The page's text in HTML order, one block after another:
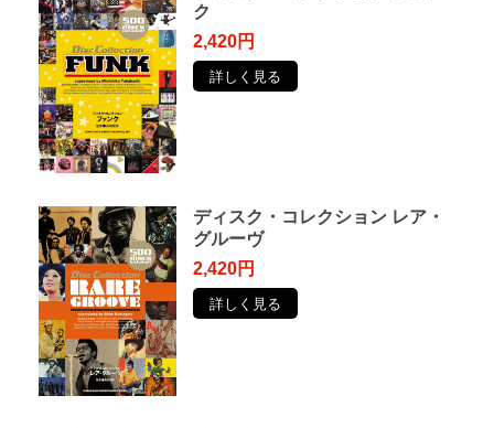
ク
2,420円
詳しく見る
ディスク・コレクション レア・
グルーヴ
2,420円
詳しく見る